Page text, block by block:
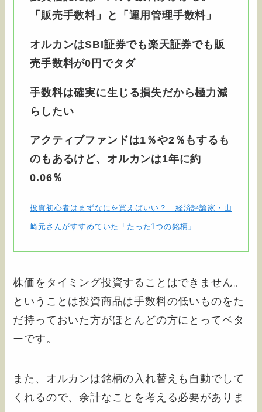
「販売手数料」と「運用管理手数料」
オルカンはSBI証券でも楽天証券でも販
売手数料が0円でタダ
手数料は確実に生じる損失だから極力減
らしたい
アクティブファンドは1％や2％もするも
のもあるけど、オルカンは1年に約
0.06％
投資初心者はまずなにを買えばいい？…経済評論家・山
崎元さんがすすめていた「たった1つの銘柄」
株価をタイミング投資することはできません。
ということは投資商品は手数料の低いものをた
だ持っておいた方がほとんどの方にとってベタ
ーです。
また、オルカンは銘柄の入れ替えも自動でして
くれるので、余計なことを考える必要がありま